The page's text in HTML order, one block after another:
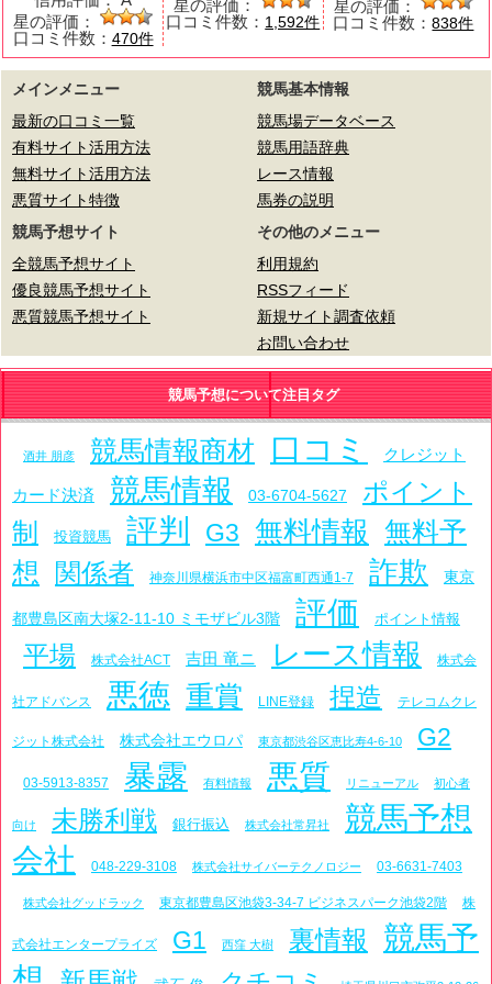
星の評価：
口コミ件数： 470件
星の評価：
口コミ件数： 1,592件
星の評価：
口コミ件数：838件
メインメニュー
最新の口コミ一覧
有料サイト活用方法
無料サイト活用方法
悪質サイト特徴
競馬基本情報
競馬場データベース
競馬用語辞典
レース情報
馬券の説明
競馬予想サイト
全競馬予想サイト
優良競馬予想サイト
悪質競馬予想サイト
その他のメニュー
利用規約
RSSフィード
新規サイト調査依頼
お問い合わせ
競馬予想について注目タグ
酒井 朋彦 競馬情報商材 口コミ クレジット
カード決済 競馬情報 03-6704-5627
ポイント
制
投資競馬 評判 G3 無料情報
無料予
想
関係者 神奈川県横浜市中区福富町西通1-7 詐欺 東京
都豊島区南大塚2-11-10 ミモザビル3階 評価 ポイント情報
平場 株式会社ACT 吉田 竜ニ レース情報 株式会
社アドバンス 悪徳 重賞 LINE登録 捏造 テレコムクレ
ジット株式会社 株式会社エウロパ 東京都渋谷区恵比寿4-6-10 G2
03-5913-8357 暴露 有料情報 悪質 リニューアル 初心者
向け 未勝利戦 銀行振込 株式会社常昇社
競馬予想
会社
048-229-3108 株式会社サイバーテクノロジー 03-6631-7403
株式会社グッドラック 東京都豊島区池袋3-34-7 ビジネスパーク池袋2階 株
式会社エンタープライズ G1 西窪 大樹 裏情報
競馬予